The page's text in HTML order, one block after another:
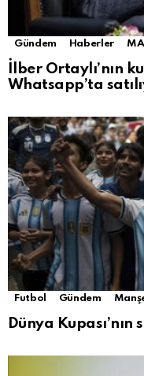
Gündem Haberler
İlber Ortaylı’nın
Whatsapp’ta
Futbol Gündem
Dünya Kupası’nın